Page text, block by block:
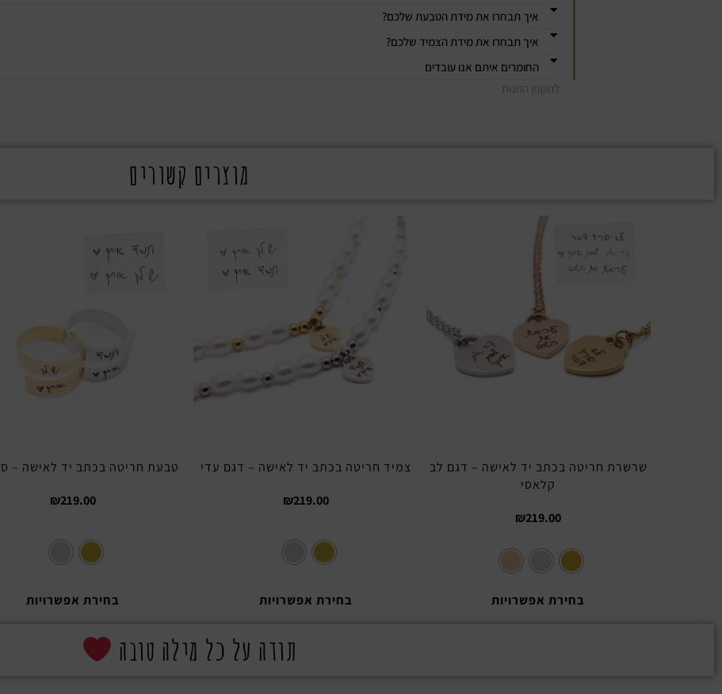
איך תבחרו את מידת הטבעת שלכם?
איך תבחרו את מידת הצמיד שלכם?
החומרים איתם אנו עובדים
לתקנון החנות
מוצרים קשורים
שרשרת חריטה בכתב יד לאישה – דגם לב
קלאסי
₪219.00
בחירת אפשרויות
צמיד חריטה בכתב יד לאישה – דגם עדי
₪219.00
בחירת אפשרויות
טבעת חריטה בכתב יד לאישה –
₪219.00
בחירת אפשרויות
תודה על כל מילה טובה